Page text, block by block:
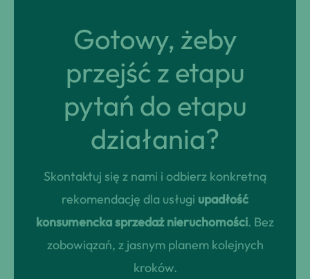
Gotowy, żeby
przejść z etapu
pytań do etapu
działania?
Skontaktuj się z nami i odbierz konkretną
rekomendację dla usługi upadłość
konsumencka sprzedaż nieruchomości. Bez
zobowiązań, z jasnym planem kolejnych
kroków.